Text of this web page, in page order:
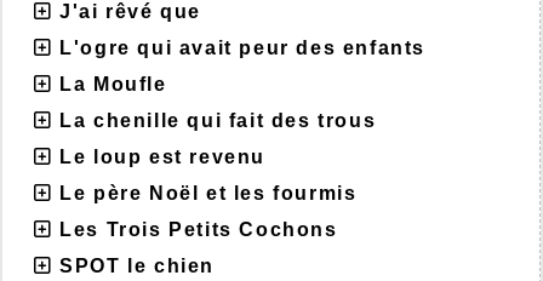
J'ai rêvé que
L'ogre qui avait peur des enfants
La Moufle
La chenille qui fait des trous
Le loup est revenu
Le père Noël et les fourmis
Les Trois Petits Cochons
SPOT le chien